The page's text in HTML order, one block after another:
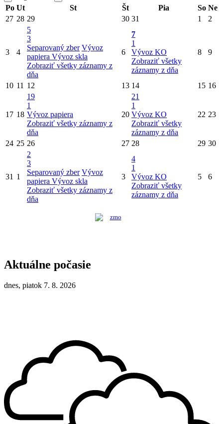
Po Ut St Št Pia So Ne
27 28 29 30 31 1 2
3 4
5
3
Separovaný zber Vývoz
papiera Vývoz skla
Zobraziť všetky záznamy z
dňa
6
7
1
Vývoz KO
Zobraziť všetky
záznamy z dňa
8 9
10 11 12 13 14 15 16
17 18
19
1
Vývoz papiera
Zobraziť všetky záznamy z
dňa
20
21
1
Vývoz KO
Zobraziť všetky
záznamy z dňa
22 23
24 25 26 27 28 29 30
31 1
2
3
Separovaný zber Vývoz
papiera Vývoz skla
Zobraziť všetky záznamy z
dňa
3
4
1
Vývoz KO
Zobraziť všetky
záznamy z dňa
5 6
Aktuálne počasie
dnes, piatok 7. 8. 2026